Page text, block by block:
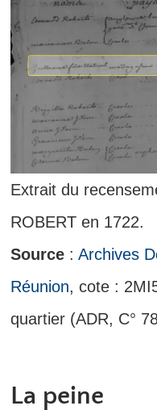
Extrait du
ROBERT en 1722.
Source: Archives
Réunion, cote :
quartier (ADR, C°
La peine